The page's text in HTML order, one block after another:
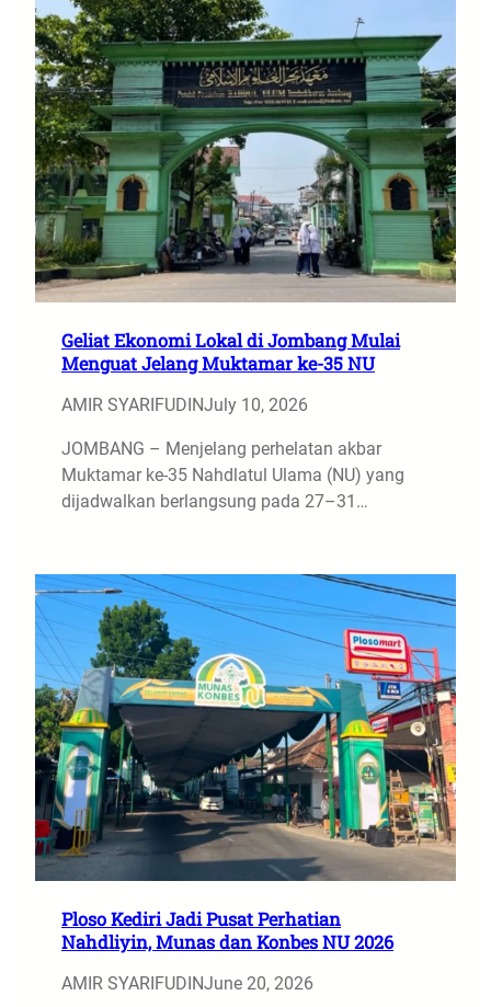
Geliat Ekonomi Lokal di Jombang Mulai
Menguat Jelang Muktamar ke-35 NU
AMIR SYARIFUDINJuly 10, 2026
JOMBANG – Menjelang perhelatan akbar
Muktamar ke-35 Nahdlatul Ulama (NU) yang
dijadwalkan berlangsung pada 27–31…
Ploso Kediri Jadi Pusat Perhatian
Nahdliyin, Munas dan Konbes NU 2026
AMIR SYARIFUDINJune 20, 2026